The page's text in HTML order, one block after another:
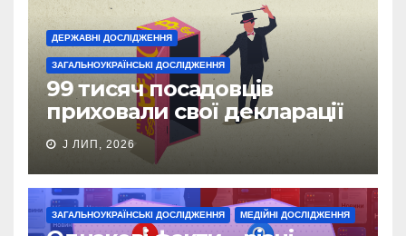
ДЕРЖАВНІ ДОСЛІДЖЕННЯ
ЗАГАЛЬНОУКРАЇНСЬКІ ДОСЛІДЖЕННЯ
99 тисяч посадовців
приховали свої декларації
J ЛИП, 2026
ЗАГАЛЬНОУКРАЇНСЬКІ ДОСЛІДЖЕННЯ МЕДІЙНІ ДОСЛІДЖЕННЯ